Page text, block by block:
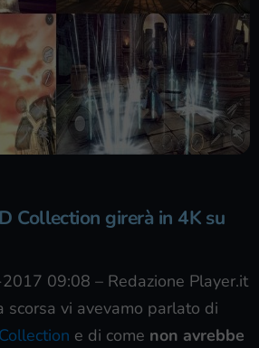
Collection girerà in 4K su
09:08 – Redazione Player.it
scorsa vi avevamo parlato di
e di come non avrebbe